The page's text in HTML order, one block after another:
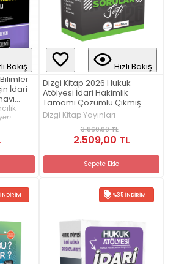
Bakış
İdari
Hızlı Bakış
Dizgi Kitap 2026 Hukuk
Atölyesi İdari Hakimlik
Tamamı Çözümlü Çıkmış
Sorular Seti 2. Baskı
Dizgi Kitap Yayınları
3.860,00 TL
2.509,00 TL
Sepete Ekle
%35 İNDIRIM